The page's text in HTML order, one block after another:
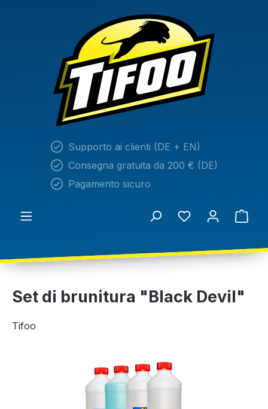
Supporto ai clienti (DE + EN)
Consegna gratuita da 200 € (DE)
Pagamento sicuro
Set di brunitura "Black Devil"
Tifoo
Salta la galleria di immagini